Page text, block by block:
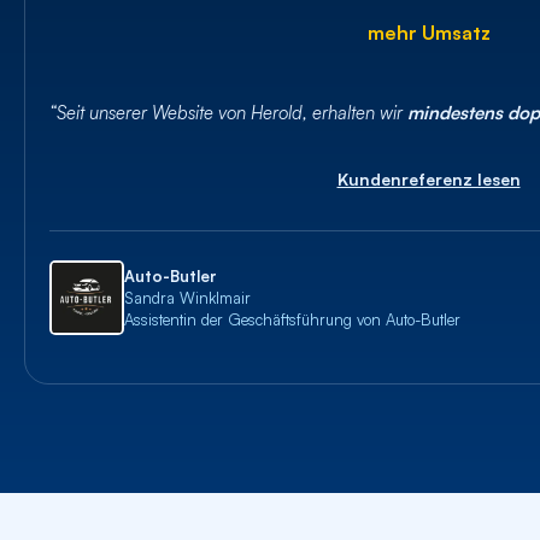
mehr Umsatz
“Seit unserer Website von Herold, erhalten wir mindestens
Kundenreferenz lesen
Auto-Butler
Sandra Winklmair
Assistentin der Geschäftsführung von Auto-Butler